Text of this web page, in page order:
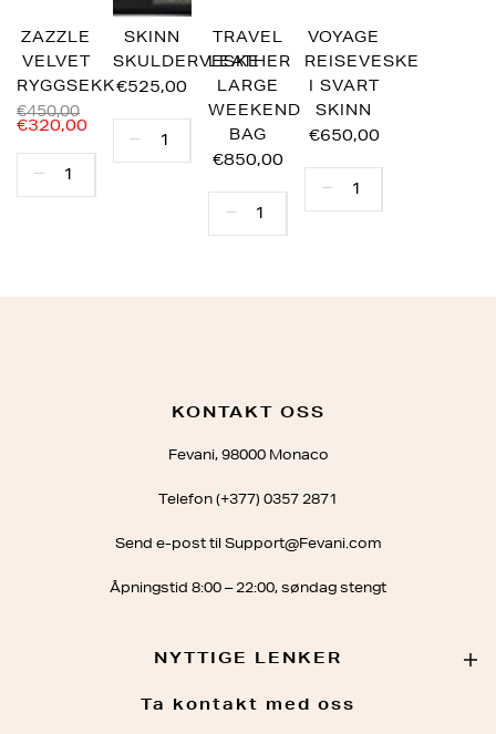
ZAZZLE
VELVET
RYGGSEKK
€450,00
€320,00
SKINN
SKULDERVESKE
€525,00
TRAVEL
LEATHER
LARGE
WEEKEND
BAG
€850,00
VOYAGE
REISEVESKE
I SVART
SKINN
€650,00
KONTAKT OSS
Fevani, 98000 Monaco
Telefon (+377) 0357 2871
Send e-post til Support@Fevani.com
Åpningstid 8:00 – 22:00, søndag stengt
NYTTIGE LENKER
Ta kontakt med oss